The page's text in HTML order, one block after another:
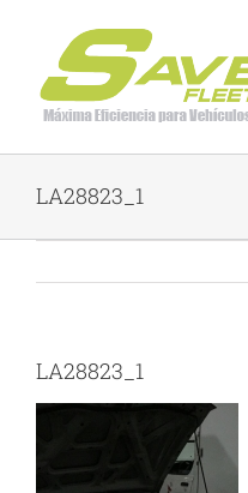
content
LA28823_1
LA28823_1